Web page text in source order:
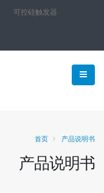
可控硅触发器
首页 产品说明书
产品说明书